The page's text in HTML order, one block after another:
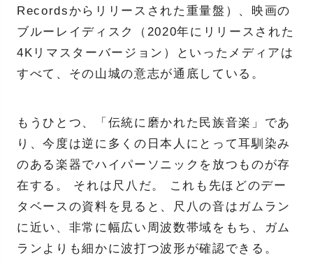
Recordsからリリースされた重量盤）、映画の
ブルーレイディスク（2020年にリリースされた
4Kリマスターバージョン）といったメディアは
すべて、その山城の意志が通底している。
もうひとつ、「伝統に磨かれた民族音楽」であ
り、今度は逆に多くの日本人にとって耳馴染み
のある楽器でハイパーソニックを放つものが存
在する。 それは尺八だ。 これも先ほどのデー
タベースの資料を見ると、尺八の音はガムラン
に近い、非常に幅広い周波数帯域をもち、ガム
ランよりも細かに波打つ波形が確認できる。